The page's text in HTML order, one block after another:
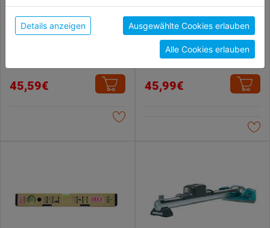
45,59€
Stahlbandmaß 13mm breit
Leichtmetallrahmen
45,99€
der Verwendung aller Cookies zu. Unter "Details
anzeigen" findest du alle Infos zu den
unterschiedlichen Cookies, unter "Cookies
Konfigurieren" kannst du auswählen, welche Cookies
du zulassen möchtest und welche nicht.
Weitere Informationen findest du in unserer
Datenschutzerklärung.
Details anzeigen Ausgewählte Cookies erlauben
Alle Cookies erlauben